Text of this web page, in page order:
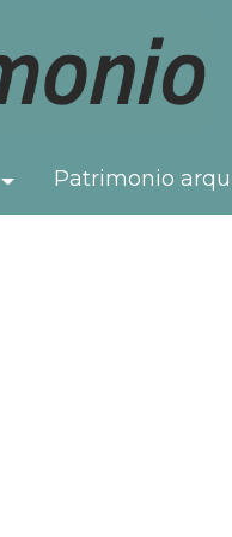
Toggle Dropdown
Patrimonio